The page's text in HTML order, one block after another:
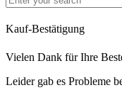
Kauf-Bestätigung
Vielen Dank für Ihre
Leider gab es Probleme